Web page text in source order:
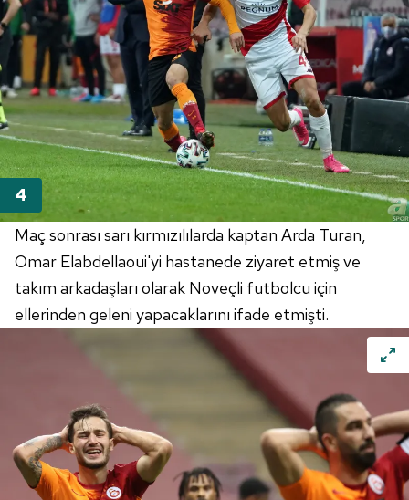
Maç sonrası sarı kırmızılılarda kaptan Arda Turan,
Omar Elabdellaoui'yi hastanede ziyaret etmiş ve
takım arkadaşları olarak Noveçli futbolcu için
ellerinden geleni yapacaklarını ifade etmişti.